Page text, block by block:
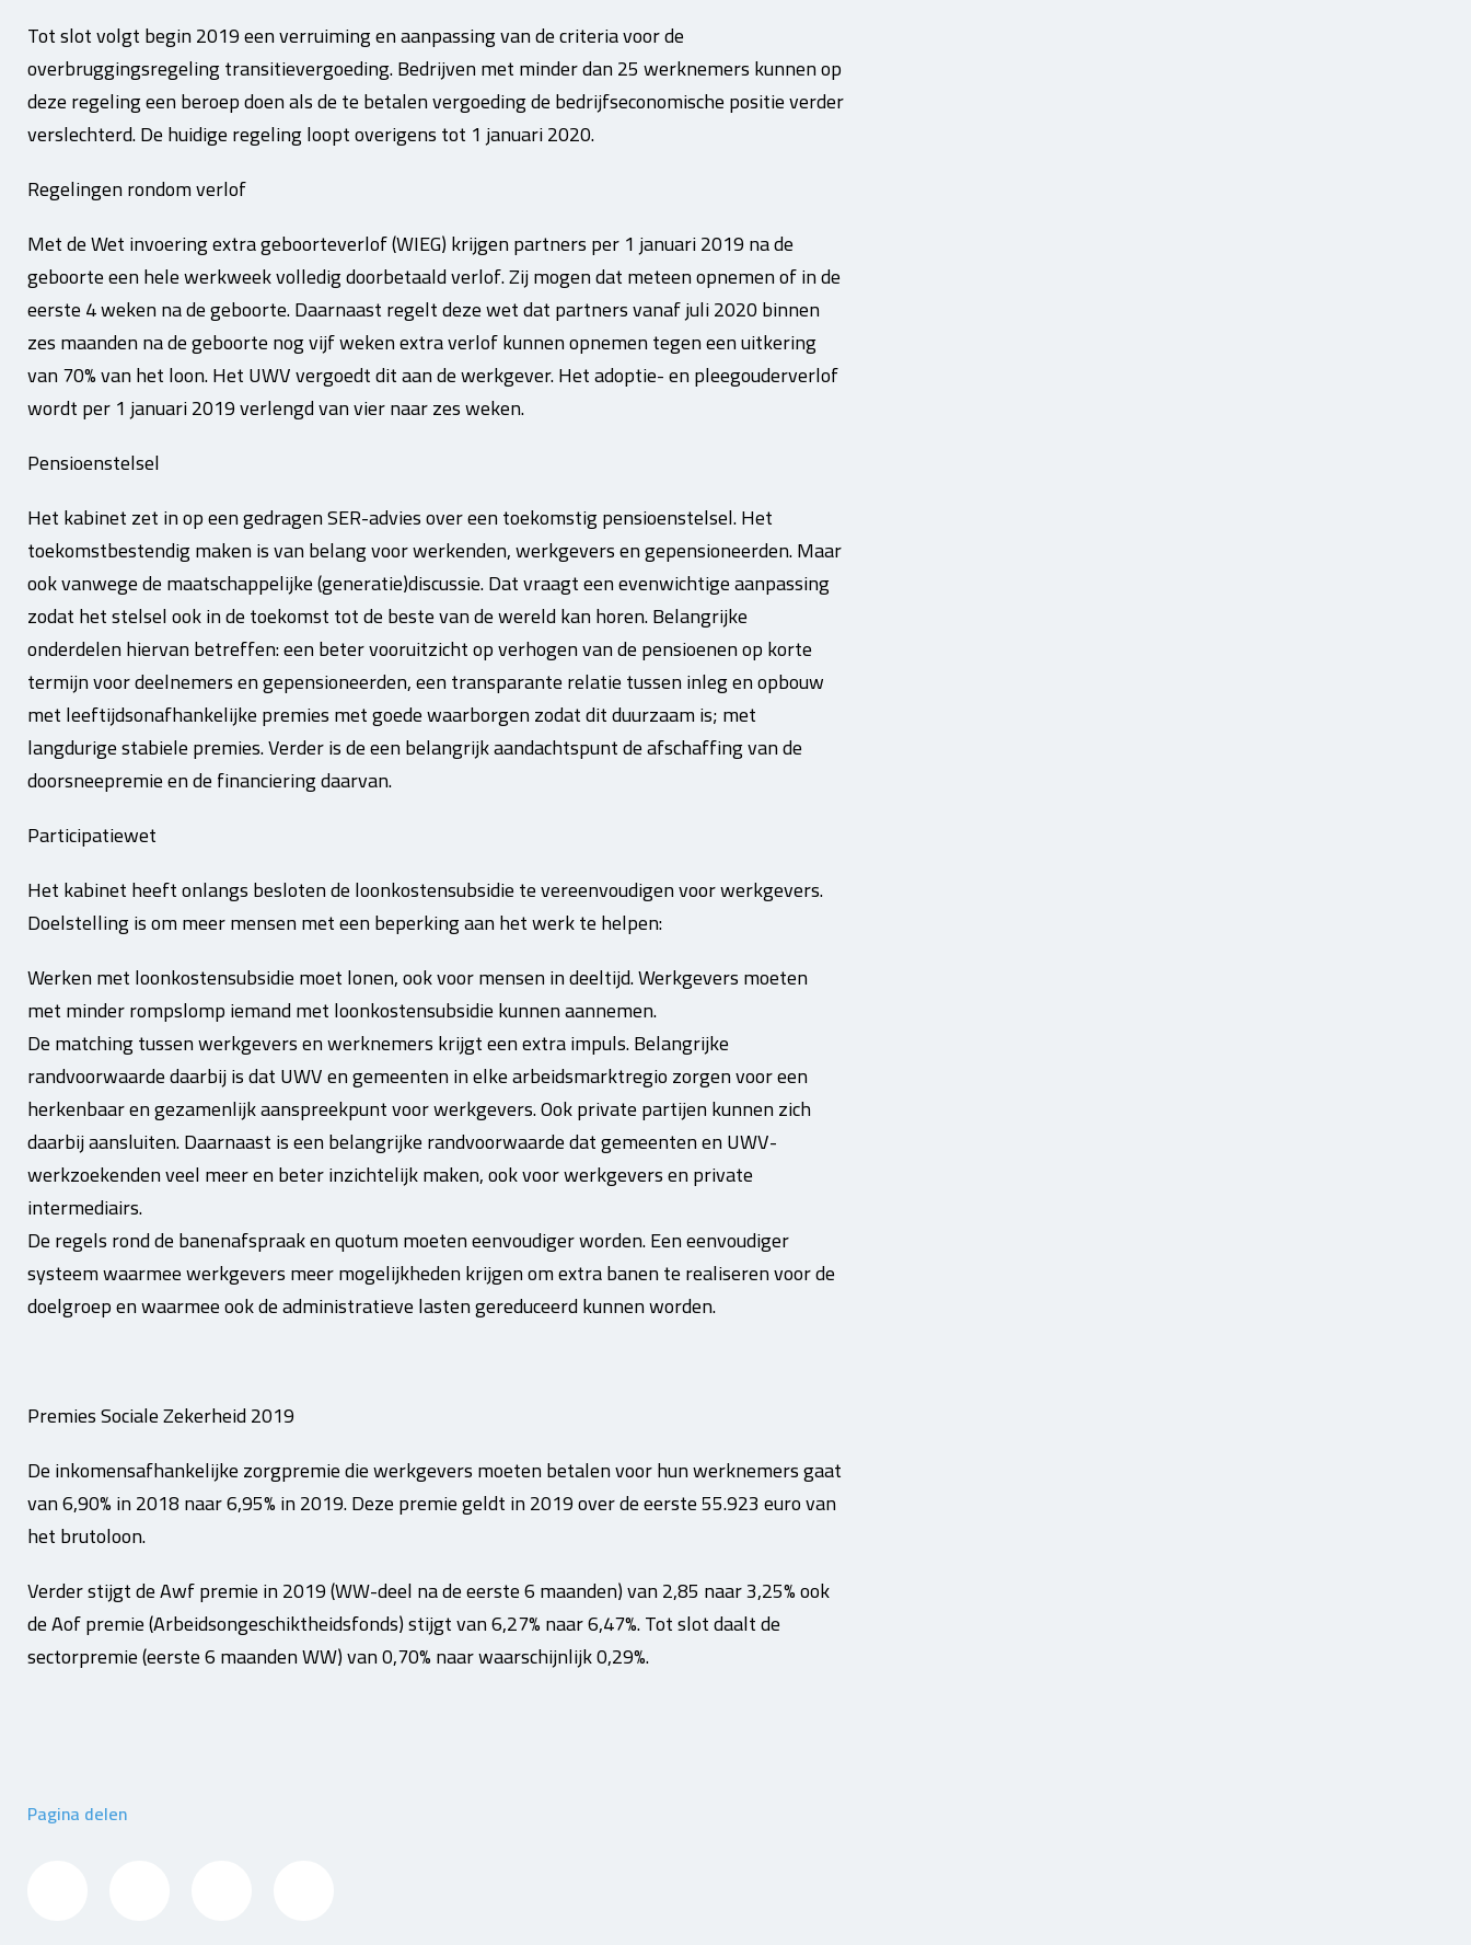
Tot slot volgt begin 2019 een verruiming en aanpassing van de criteria voor de
overbruggingsregeling transitievergoeding. Bedrijven met minder dan 25 werknemers kunnen op
deze regeling een beroep doen als de te betalen vergoeding de bedrijfseconomische positie verder
verslechterd. De huidige regeling loopt overigens tot 1 januari 2020.
Regelingen rondom verlof
Met de Wet invoering extra geboorteverlof (WIEG) krijgen partners per 1 januari 2019 na de
geboorte een hele werkweek volledig doorbetaald verlof. Zij mogen dat meteen opnemen of in de
eerste 4 weken na de geboorte. Daarnaast regelt deze wet dat partners vanaf juli 2020 binnen
zes maanden na de geboorte nog vijf weken extra verlof kunnen opnemen tegen een uitkering
van 70% van het loon. Het UWV vergoedt dit aan de werkgever. Het adoptie- en pleegouderverlof
wordt per 1 januari 2019 verlengd van vier naar zes weken.
Pensioenstelsel
Het kabinet zet in op een gedragen SER-advies over een toekomstig pensioenstelsel. Het
toekomstbestendig maken is van belang voor werkenden, werkgevers en gepensioneerden. Maar
ook vanwege de maatschappelijke (generatie)discussie. Dat vraagt een evenwichtige aanpassing
zodat het stelsel ook in de toekomst tot de beste van de wereld kan horen. Belangrijke
onderdelen hiervan betreffen: een beter vooruitzicht op verhogen van de pensioenen op korte
termijn voor deelnemers en gepensioneerden, een transparante relatie tussen inleg en opbouw
met leeftijdsonafhankelijke premies met goede waarborgen zodat dit duurzaam is; met
langdurige stabiele premies. Verder is de een belangrijk aandachtspunt de afschaffing van de
doorsneepremie en de financiering daarvan.
Participatiewet
Het kabinet heeft onlangs besloten de loonkostensubsidie te vereenvoudigen voor werkgevers.
Doelstelling is om meer mensen met een beperking aan het werk te helpen:
Werken met loonkostensubsidie moet lonen, ook voor mensen in deeltijd. Werkgevers moeten
met minder rompslomp iemand met loonkostensubsidie kunnen aannemen.
De matching tussen werkgevers en werknemers krijgt een extra impuls. Belangrijke
randvoorwaarde daarbij is dat UWV en gemeenten in elke arbeidsmarktregio zorgen voor een
herkenbaar en gezamenlijk aanspreekpunt voor werkgevers. Ook private partijen kunnen zich
daarbij aansluiten. Daarnaast is een belangrijke randvoorwaarde dat gemeenten en UWV-
werkzoekenden veel meer en beter inzichtelijk maken, ook voor werkgevers en private
intermediairs.
De regels rond de banenafspraak en quotum moeten eenvoudiger worden. Een eenvoudiger
systeem waarmee werkgevers meer mogelijkheden krijgen om extra banen te realiseren voor de
doelgroep en waarmee ook de administratieve lasten gereduceerd kunnen worden.
Premies Sociale Zekerheid 2019
De inkomensafhankelijke zorgpremie die werkgevers moeten betalen voor hun werknemers gaat
van 6,90% in 2018 naar 6,95% in 2019. Deze premie geldt in 2019 over de eerste 55.923 euro van
het brutoloon.
Verder stijgt de Awf premie in 2019 (WW-deel na de eerste 6 maanden) van 2,85 naar 3,25% ook
de Aof premie (Arbeidsongeschiktheidsfonds) stijgt van 6,27% naar 6,47%. Tot slot daalt de
sectorpremie (eerste 6 maanden WW) van 0,70% naar waarschijnlijk 0,29%.
Pagina delen